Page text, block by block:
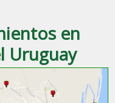
en
Uruguay